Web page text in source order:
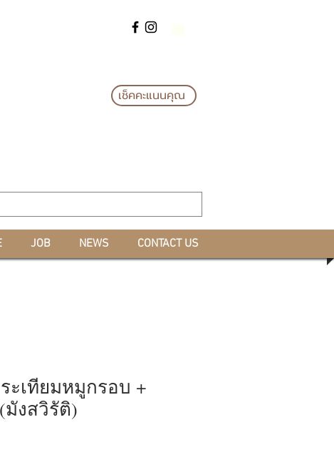
เช็คคะแนนคุณ
JOB NEWS CONTACT US
ะเทียมหมูกรอบ +
มังสวิรัติ)